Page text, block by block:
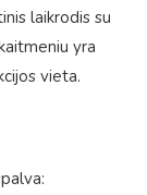
laikrodis su
yra
vieta.